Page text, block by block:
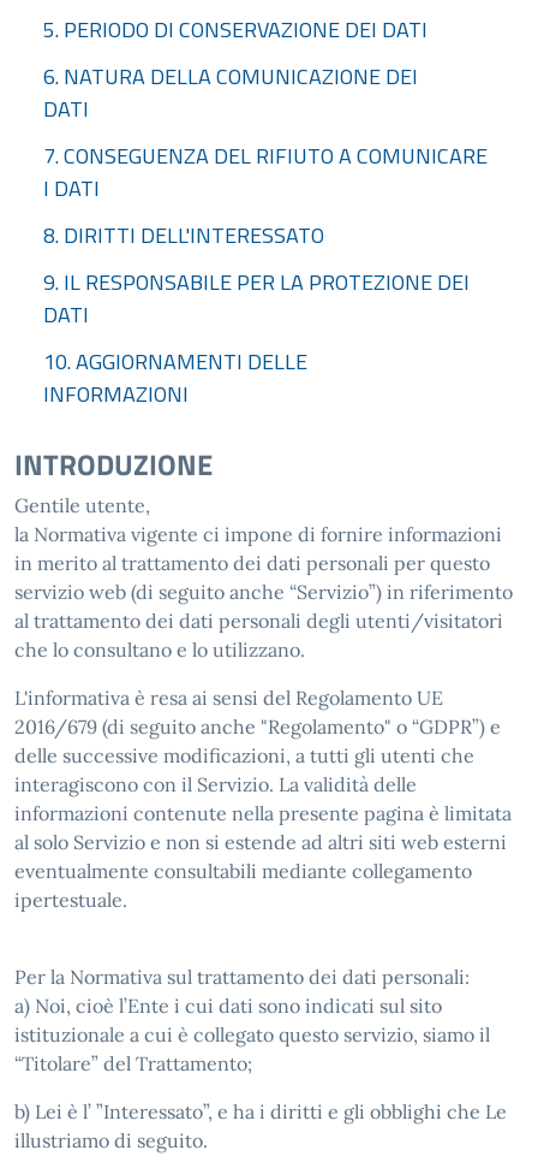
5. PERIODO DI CONSERVAZIONE DEI DATI
6. NATURA DELLA COMUNICAZIONE DEI
DATI
7. CONSEGUENZA DEL RIFIUTO A COMUNICARE
I DATI
8. DIRITTI DELL'INTERESSATO
9. IL RESPONSABILE PER LA PROTEZIONE DEI
DATI
10. AGGIORNAMENTI DELLE
INFORMAZIONI
INTRODUZIONE
Gentile utente,
la Normativa vigente ci impone di fornire informazioni
in merito al trattamento dei dati personali per questo
servizio web (di seguito anche “Servizio”) in riferimento
al trattamento dei dati personali degli utenti/visitatori
che lo consultano e lo utilizzano.
L'informativa è resa ai sensi del Regolamento UE
2016/679 (di seguito anche "Regolamento" o “GDPR”) e
delle successive modificazioni, a tutti gli utenti che
interagiscono con il Servizio. La validità delle
informazioni contenute nella presente pagina è limitata
al solo Servizio e non si estende ad altri siti web esterni
eventualmente consultabili mediante collegamento
ipertestuale.
Per la Normativa sul trattamento dei dati personali:
a) Noi, cioè l’Ente i cui dati sono indicati sul sito
istituzionale a cui è collegato questo servizio, siamo il
“Titolare” del Trattamento;
b) Lei è l’ ”Interessato”, e ha i diritti e gli obblighi che Le
illustriamo di seguito.